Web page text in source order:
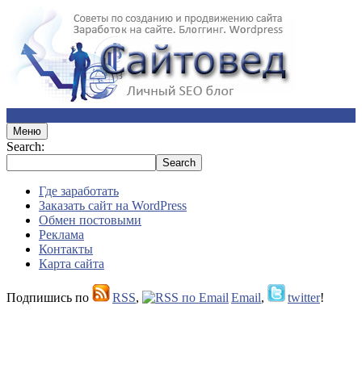
Меню
Search:
Где заработать
Заказать сайт на WordPress
Обмен постовыми
Реклама
Контакты
Карта сайта
Подпишись по RSS, Email, twitter!